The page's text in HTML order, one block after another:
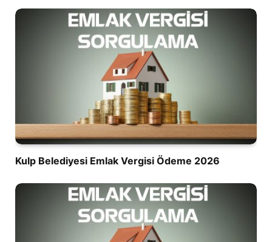
Kulp Belediyesi Emlak Vergisi Ödeme 2026